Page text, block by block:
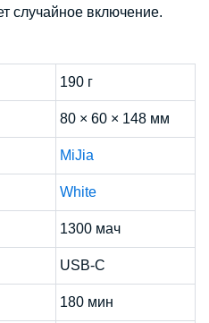
случайное включение.
190 г
80 × 60 × 148 мм
MiJia
White
1300 мач
USB-C
180 мин